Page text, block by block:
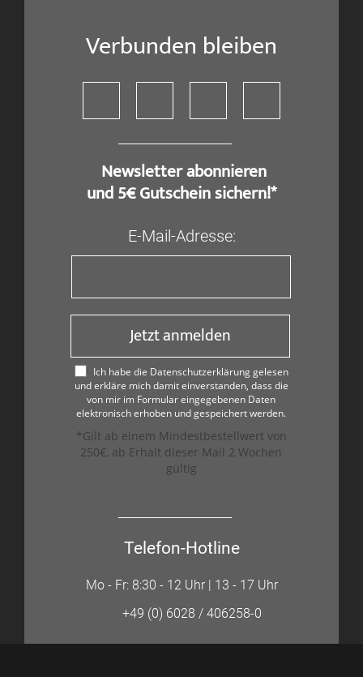
Verbunden bleiben
​ Newsletter abonnieren
und 5€ Gutschein sichern!*
E-Mail-Adresse:
Jetzt anmelden
Ich habe die Datenschutzerklärung gelesen
und erkläre mich damit einverstanden, dass die
von mir im Formular eingegebenen Daten
elektronisch erhoben und gespeichert werden.
*Gilt ab einem Mindestbestellwert von
250€, ab Erhalt dieser Mail 2 Wochen
gültig
Telefon-Hotline
Mo - Fr: 8:30 - 12 Uhr | 13 - 17 Uhr
+49 (0) 6028 / 406258-0